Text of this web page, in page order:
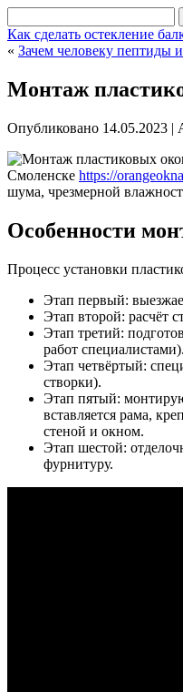
Как сделать остекление
« Зачем человеку пептиды
Монтаж
Опубликовано 14.05.2023 |
Смоленске https://
шума, чрезмерной
Особенности
Процесс установки
Этап первый:
Этап второй: расчёт
Этап третий:
работ специалистами).
Этап четвёртый:
створки).
Этап пятый:
вставляется рама,
стеной и окном.
Этап шестой:
фурнитуру.